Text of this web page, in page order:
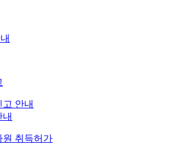
고 안내
내
원 취득허가